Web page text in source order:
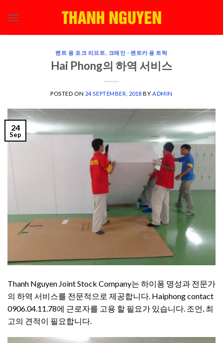
렌트 용 포크 리프트 크레인 - 렌트카 용 트럭
Hai Phong의 하역 서비스
POSTED ON 24 SEPTEMBER, 2018 BY ADMIN
24
Sep
Thanh Nguyen Joint Stock Company는 하이퐁 명성과 전문가
의 하역 서비스를 전문적으로 제공합니다. Haiphong contact
0906.04.11.78에 근로자를 고용 할 필요가 있습니다. 조언, 최
고의 견적이 필요합니다.